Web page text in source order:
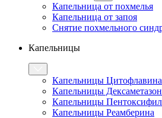
Капельница от похмелья
Капельница от запоя
Снятие похмельного
Капельницы
Капельницы Цитофлавина
Капельницы
Капельницы
Капельницы Реамберина